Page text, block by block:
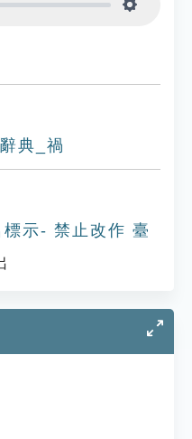
典_禍
示- 禁止改作 臺